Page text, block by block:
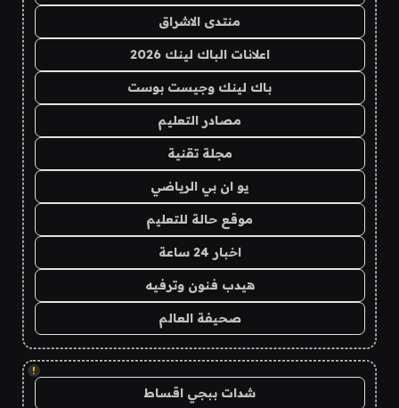
منتدى الاشراق
اعلانات الباك لينك 2026
باك لينك وجيست بوست
مصادر التعليم
مجلة تقنية
يو ان بي الرياضي
موقع حالة للتعليم
اخبار 24 ساعة
هيدب فنون وترفيه
صحيفة العالم
!
شدات ببجي اقساط